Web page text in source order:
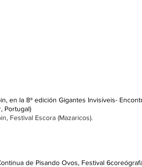
en la 8ª edición Gigantes Invisíveis-
Portugal)
Festival Escora (Mazaricos).
de Pisando Ovos, Festival